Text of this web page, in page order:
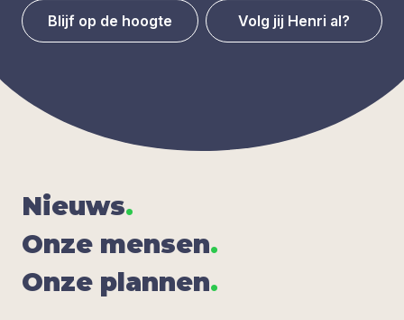
Blijf op de hoogte Volg jij Henri al?
Nieuws.
Onze men­sen.
Onze plan­nen.